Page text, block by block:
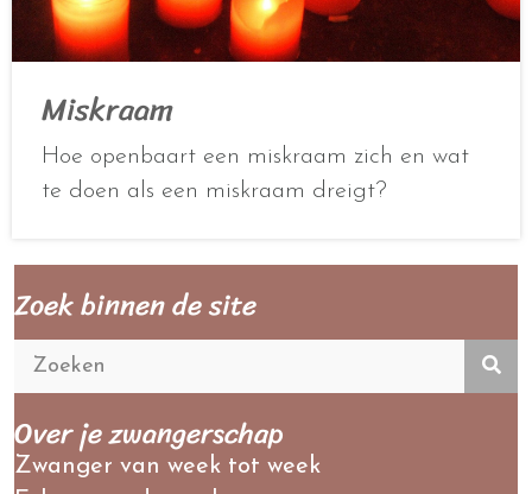
Miskraam
Hoe openbaart een miskraam zich en wat
te doen als een miskraam dreigt?
Zoek binnen de site
Over je zwangerschap
Zwanger van week tot week